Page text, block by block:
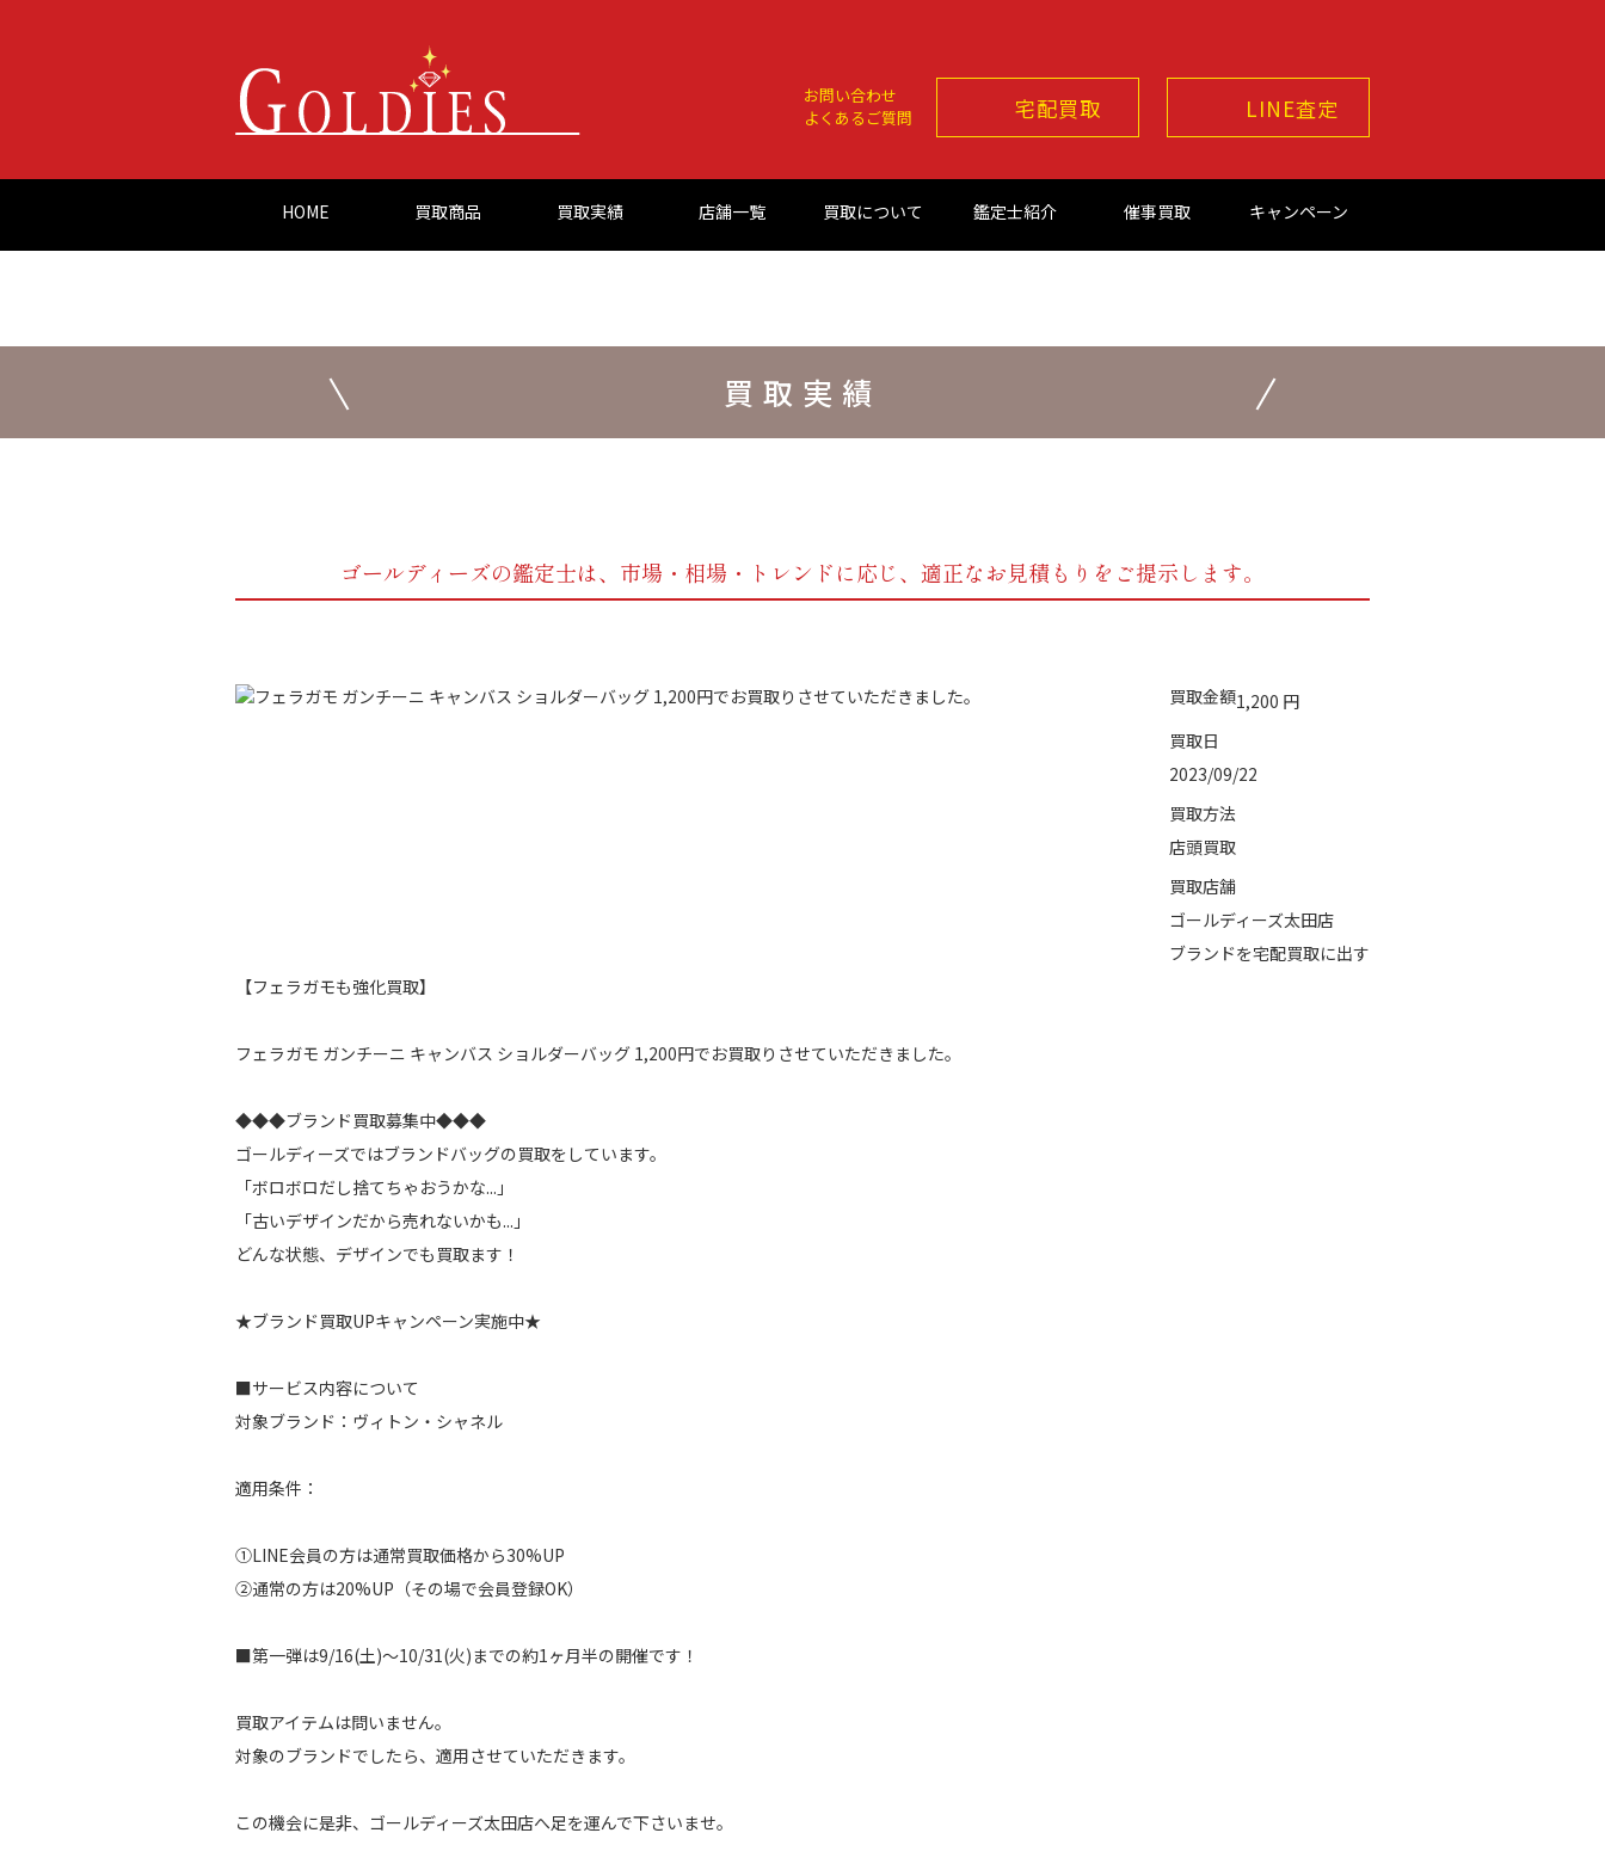
お問い合わせ
よくあるご質問
宅配買取 LINE査定
HOME 買取商品 買取実績 店舗一覧 買取について 鑑定士紹介 催事買取 キャンペーン
買取実績
ゴールディーズの鑑定士は、市場・相場・トレンドに応じ、 適正なお見積もりをご提示します。
買取金額1,200 円
買取日
2023/09/22
買取方法
店頭買取
買取店舗
ゴールディーズ太田店
ブランドを宅配買取に出す
【フェラガモも強化買取】
フェラガモ ガンチーニ キャンバス ショルダーバッグ 1,200円でお買取りさせていただきました。
◆◆◆ブランド買取募集中◆◆◆
ゴールディーズではブランドバッグの買取をしています。
「ボロボロだし捨てちゃおうかな...」
「古いデザインだから売れないかも...」
どんな状態、デザインでも買取ます！
★ブランド買取UPキャンペーン実施中★
■サービス内容について
対象ブランド：ヴィトン・シャネル
適用条件：
①LINE会員の方は通常買取価格から30%UP
②通常の方は20%UP（その場で会員登録OK）
■第一弾は9/16(土)～10/31(火)までの約1ヶ月半の開催です！
買取アイテムは問いません。
対象のブランドでしたら、適用させていただきます。
この機会に是非、ゴールディーズ太田店へ足を運んで下さいませ。